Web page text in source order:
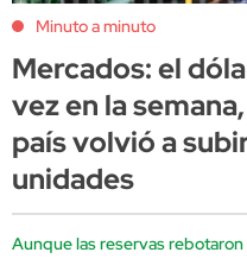
Minuto a minuto
Mercados: el
vez en la
país volvió a
unidades
Aunque las reservas